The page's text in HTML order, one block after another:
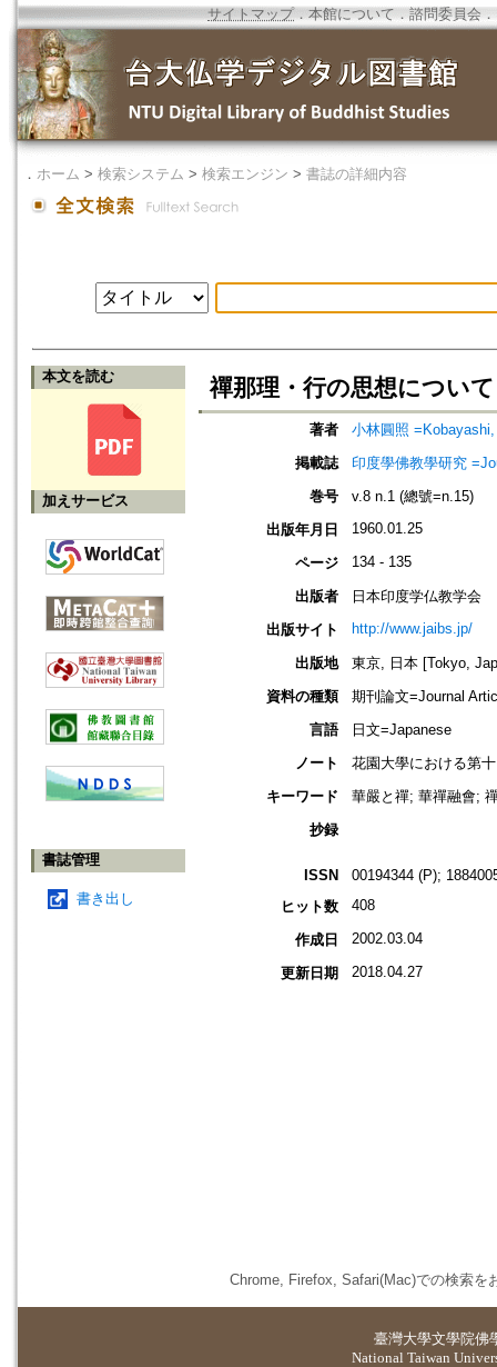
サイトマップ．本館について ． 諮問委員会 ．
． ホーム > 検索システム > 検索エンジン > 書誌の詳細内容
本文を読む
加えサービス
書誌管理
書き出し
禪那理・行の思想について
著者
小林圓照
掲載誌
印度學佛教學研究
巻号
v.8 n.1 (總號=n.15)
出版年月日
1960.01.25
ページ 134 - 135
出版者
日本印度学仏教学会
出版サイト
http://www.jaibs.jp/
出版地
東京, 日本 [Tokyo,
資料の種類
期刊論文=Journal
言語
日文=Japanese
ノート
花園大學における第
キーワード
華嚴と禪; 華禪融會;
抄録
ISSN
00194344 (P);
ヒット数
408
作成日 2002.03.04
更新日期 2018.04.27
Chrome, Firefox, Safari(Mac)での検索を
臺灣大學文學院佛
National Taiwan